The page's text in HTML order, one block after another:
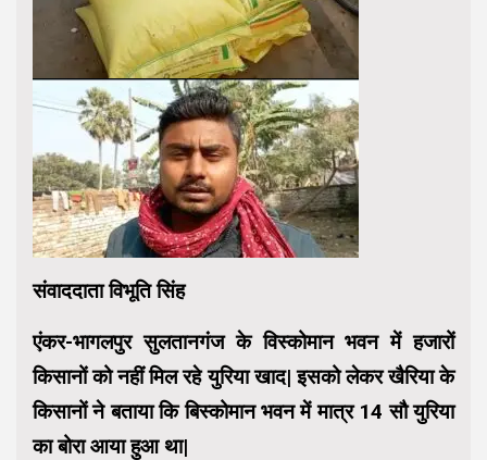
संवाददाता विभूति सिंह
एंकर-भागलपुर सुलतानगंज के विस्कोमान भवन में हजारों
किसानों को नहीं मिल रहे युरिया खाद| इसको लेकर खैरिया के
किसानों ने बताया कि बिस्कोमान भवन में मात्र 14 सौ युरिया
का बोरा आया हुआ था|